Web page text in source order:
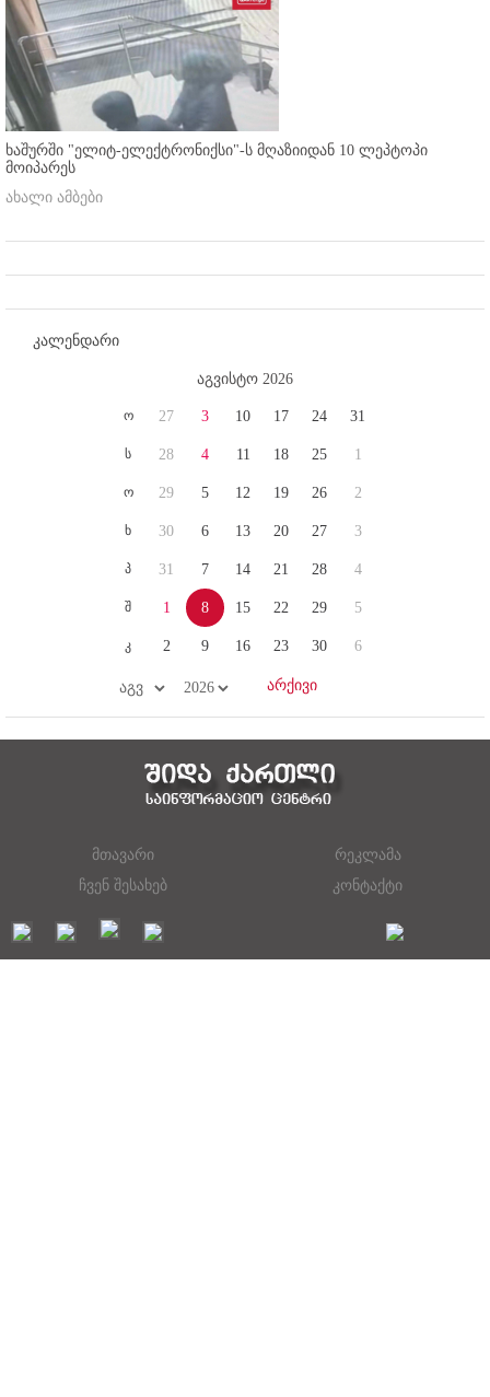
ხაშურში "ელიტ-ელექტრონიქსი"-ს მღაზიიდან 10 ლეპტოპი
მოიპარეს
ახალი ამბები
კალენდარი
აგვისტო 2026
ო
ს
ო
ხ
პ
შ
კ
27
28
29
30
31
1
2
3
4
5
6
7
8
9
10
11
12
13
14
15
16
17
18
19
20
21
22
23
24
25
26
27
28
29
30
31
1
2
3
4
5
6
მთავარი
რეკლამა
ჩვენ შესახებ
კონტაქტი